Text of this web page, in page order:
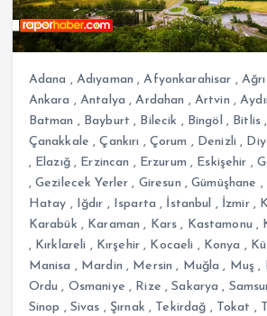
Adana , Adıyaman ,Afyonkarahisar , Ağrı
Ankara , Antalya ,Ardahan , Artvin ,
Batman , Bayburt , Bilecik , Bingöl , Bitlis ,
Çanakkale ,Çankırı , Çorum , Denizli ,
, Elazığ, Erzincan , Erzurum , Eskişehir ,
, Gezilecek Yerler , Giresun ,Gümüşhane ,
Hatay , Iğdır , Isparta , İstanbul , İzmir,
Karabük , Karaman , Kars , Kastamonu ,
, Kırklareli , Kırşehir, Kocaeli , Konya ,
Manisa , Mardin , Mersin , Muğla , Muş ,
Ordu , Osmaniye , Rize ,Sakarya ,
Sinop , Sivas , Şırnak , Tekirdağ , Tokat ,